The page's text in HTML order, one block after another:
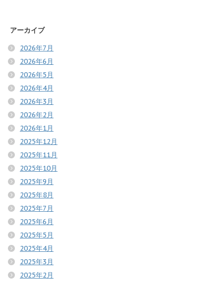
アーカイブ
2026年7月
2026年6月
2026年5月
2026年4月
2026年3月
2026年2月
2026年1月
2025年12月
2025年11月
2025年10月
2025年9月
2025年8月
2025年7月
2025年6月
2025年5月
2025年4月
2025年3月
2025年2月